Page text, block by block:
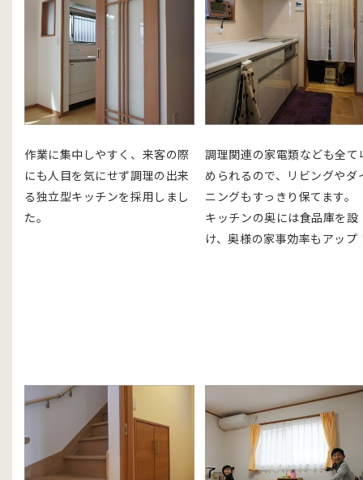
作業に集中しやすく、来客の際
にも人目を気にせず調理の出来
る独立型キッチンを採用しまし
た。
調理関連の家電類なども全て
められるので、リビングやダ
ニングもすっきり保てます。
キッチンの奥には食品庫を設
け、奥様の家事効率もアップ